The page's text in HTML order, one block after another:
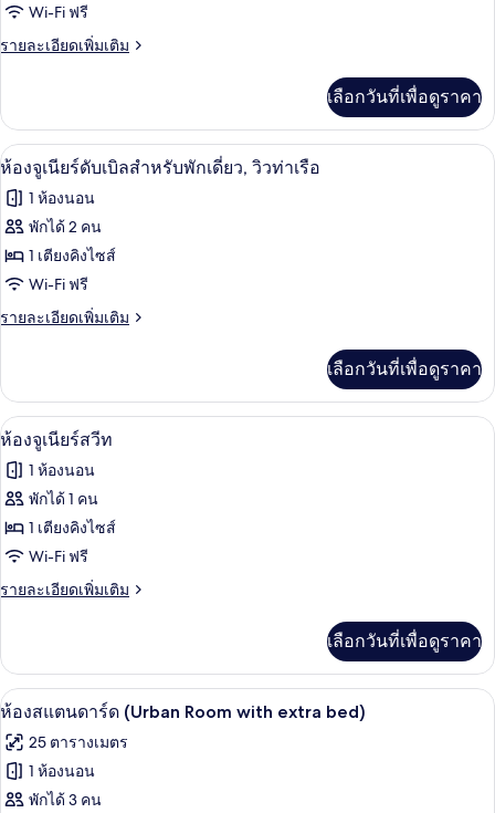
ห้อง
จู
สวีท
Wi-Fi ฟรี
รายละเอียดเพิ่มเติม
ราย
เกี่ยว
กับ
ห้อง
เนียร์
สวี
เลือกวันที่เพื่อดูราคา
เปิด
ภาพถ่าย
ทั้งหมด
ของ
ห้อง
จู
ดับเบิล
สำหรับ
พัก
เดี่ยว,
วิว
ท่าเรือ
ผ้านวมขนเป็ด, มินิบาร์, ตู้นิรภัยในห้อง
5
ห้องจูเนียร์ดับเบิลสำหรับพักเดี่ยว, วิวท่าเรือ
1 ห้องนอน
พักได้ 2 คน
1 เตียงคิงไซส์
Wi-Fi ฟรี
รายละเอียดเพิ่มเติม
ราย
เกี่ยว
กับ
ห้อง
เนียร์
ดับเบิล
พัก
เดี่ยว,
ท่าเรือ
เลือกวันที่เพื่อดูราคา
เปิด
ภาพถ่าย
ทั้งหมด
ของ
ห้อง
จู
สวีท
ผ้านวมขนเป็ด, มินิบาร์, ตู้นิรภัยในห้อง
5
ห้องจูเนียร์สวีท
1 ห้องนอน
พักได้ 1 คน
1 เตียงคิงไซส์
Wi-Fi ฟรี
รายละเอียดเพิ่มเติม
ราย
เกี่ยว
กับ
ห้อง
เนียร์
สวี
เลือกวันที่เพื่อดูราคา
เปิด
ภาพถ่าย
ทั้งหมด
ของ
ผ้านวมขนเป็ด, มินิบาร์, ตู้นิรภัยในห้อง
4
ห้องสแตนดาร์ด (Urban Room with extra bed)
25 ตารางเมตร
1 ห้องนอน
พักได้ 3 คน